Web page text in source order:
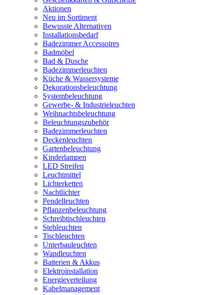
Aktionen
Neu im Sortiment
Bewusste Alternativen
Installationsbedarf
Badezimmer Accessoires
Badmöbel
Bad & Dusche
Badezimmerleuchten
Küche & Wassersysteme
Dekorationsbeleuchtung
Systembeleuchtung
Gewerbe- & Industrieleuchten
Weihnachtsbeleuchtung
Beleuchtungszubehör
Badezimmerleuchten
Deckenleuchten
Gartenbeleuchtung
Kinderlampen
LED Streifen
Leuchtmittel
Lichterketten
Nachtlichter
Pendelleuchten
Pflanzenbeleuchtung
Schreibtischleuchten
Stehleuchten
Tischleuchten
Unterbauleuchten
Wandleuchten
Batterien & Akkus
Elektroinstallation
Energieverteilung
Kabelmanagement